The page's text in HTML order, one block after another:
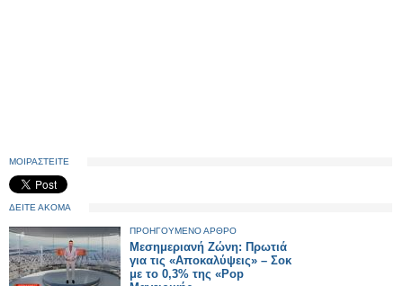
ΜΟΙΡΑΣΤΕΙΤΕ
ΔΕΙΤΕ ΑΚΟΜΑ
ΠΡΟΗΓΟΥΜΕΝΟ ΑΡΘΡΟ
Μεσημεριανή Ζώνη: Πρωτιά
για τις «Αποκαλύψεις» – Σοκ
με το 0,3% της «Pop